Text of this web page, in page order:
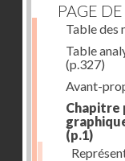
PAGE
Table des
Table
(p.327)
Avant-
Chapitre
(p.1)